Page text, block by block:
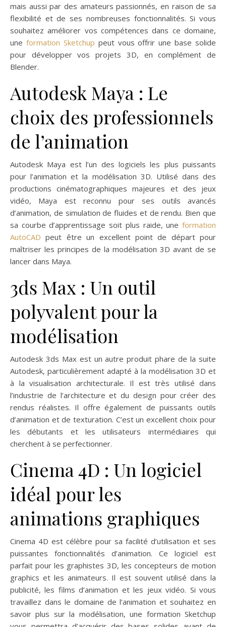
mais aussi par des amateurs passionnés, en raison de sa
flexibilité et de ses nombreuses fonctionnalités. Si vous
souhaitez améliorer vos compétences dans ce domaine,
une formation Sketchup peut vous offrir une base solide
pour développer vos projets 3D, en complément de
Blender.
Autodesk Maya : Le
choix des professionnels
de l’animation
Autodesk Maya est l’un des logiciels les plus puissants
pour l’animation et la modélisation 3D. Utilisé dans des
productions cinématographiques majeures et des jeux
vidéo, Maya est reconnu pour ses outils avancés
d’animation, de simulation de fluides et de rendu. Bien que
sa courbe d’apprentissage soit plus raide, une formation
AutoCAD peut être un excellent point de départ pour
maîtriser les principes de la modélisation 3D avant de se
lancer dans Maya.
3ds Max : Un outil
polyvalent pour la
modélisation
Autodesk 3ds Max est un autre produit phare de la suite
Autodesk, particulièrement adapté à la modélisation 3D et
à la visualisation architecturale. Il est très utilisé dans
l’industrie de l’architecture et du design pour créer des
rendus réalistes. Il offre également de puissants outils
d’animation et de texturation. C’est un excellent choix pour
les débutants et les utilisateurs intermédiaires qui
cherchent à se perfectionner.
Cinema 4D : Un logiciel
idéal pour les
animations graphiques
Cinema 4D est célèbre pour sa facilité d’utilisation et ses
puissantes fonctionnalités d’animation. Ce logiciel est
parfait pour les graphistes 3D, les concepteurs de motion
graphics et les animateurs. Il est souvent utilisé dans la
publicité, les films d’animation et les jeux vidéo. Si vous
travaillez dans le domaine de l’animation et souhaitez en
savoir plus sur la modélisation, une formation Sketchup